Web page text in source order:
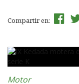
Compartir en:
Motor